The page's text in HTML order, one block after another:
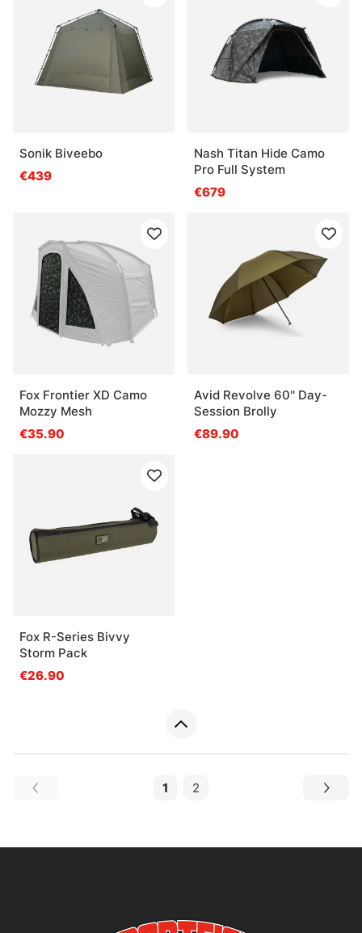
Sonik Biveebo
€439
Nash Titan Hide Camo
Pro Full System
€679
Fox Frontier XD Camo
Mozzy Mesh
€35.90
Avid Revolve 60'' Day-
Session Brolly
€89.90
Fox R-Series Bivvy
Storm Pack
€26.90
1 2